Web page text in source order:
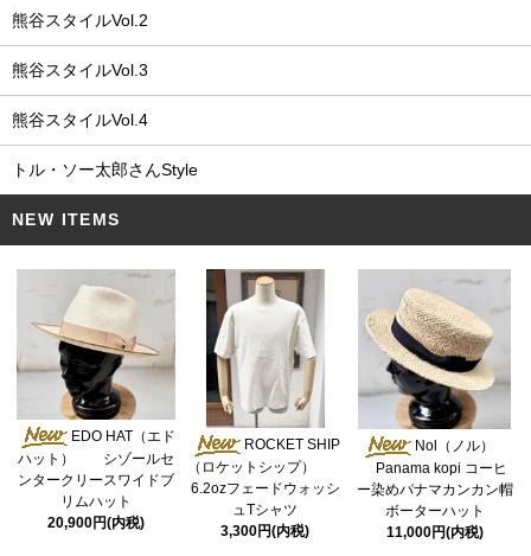
熊谷スタイルVol.2
熊谷スタイルVol.3
熊谷スタイルVol.4
トル・ソー太郎さんStyle
NEW ITEMS
EDO HAT（エド
ハット） シゾールセ
ンタークリースワイドブ
リムハット
20,900円(内税)
ROCKET SHIP
（ロケットシップ）
6.2ozフェードウォッシ
ュTシャツ
3,300円(内税)
Nol（ノル）
Panama kopi コーヒ
ー染めパナマカンカン帽
ボーターハット
11,000円(内税)